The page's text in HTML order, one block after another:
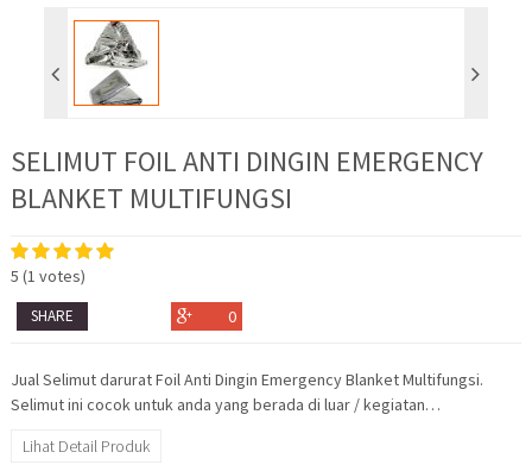
SELIMUT FOIL ANTI DINGIN EMERGENCY
BLANKET MULTIFUNGSI
5 (1 votes)
SHARE 0
Jual Selimut darurat Foil Anti Dingin Emergency Blanket Multifungsi.
Selimut ini cocok untuk anda yang berada di luar / kegiatan…
Lihat Detail Produk